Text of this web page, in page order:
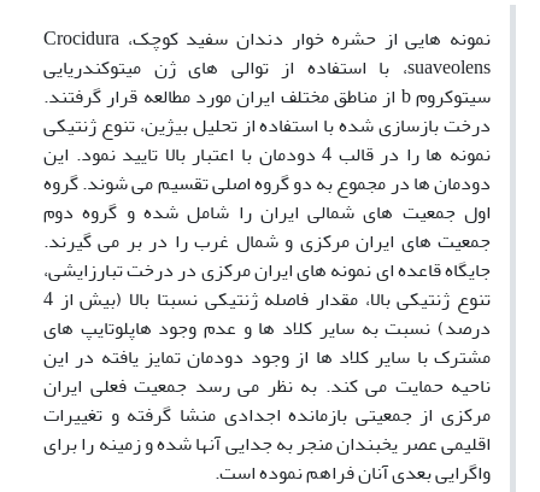
نمونه هایی از حشره خوار دندان سفید کوچک، Crocidura
suaveolens، با استفاده از توالی های ژن میتوکندریایی
سیتوکروم b از مناطق مختلف ایران مورد مطالعه قرار گرفتند.
درخت بازسازی شده با استفاده از تحلیل بیژین، تنوع ژنتیکی
نمونه ها را در قالب 4 دودمان با اعتبار بالا تایید نمود. این
دودمان ها در مجموع به دو گروه اصلی تقسیم می شوند. گروه
اول جمعیت های شمالی ایران را شامل شده و گروه دوم
جمعیت های ایران مرکزی و شمال غرب را در بر می گیرند.
جایگاه قاعده ای نمونه های ایران مرکزی در درخت تبارزایشی،
تنوع ژنتیکی بالا، مقدار فاصله ژنتیکی نسبتا بالا (بیش از 4
درصد) نسبت به سایر کلاد ها و عدم وجود هاپلوتایپ های
مشترک با سایر کلاد ها از وجود دودمان تمایز یافته در این
ناحیه حمایت می کند. به نظر می رسد جمعیت فعلی ایران
مرکزی از جمعیتی بازمانده اجدادی منشا گرفته و تغییرات
اقلیمی عصر یخبندان منجر به جدایی آنها شده و زمینه را برای
واگرایی بعدی آنان فراهم نموده است.